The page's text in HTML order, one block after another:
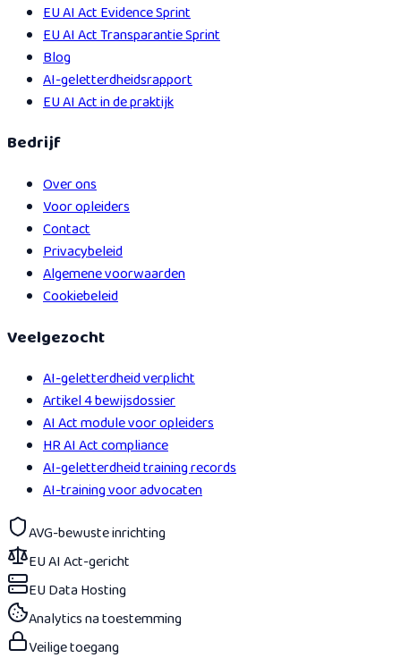
EU AI Act Evidence Sprint
EU AI Act Transparantie Sprint
Blog
AI-geletterdheidsrapport
EU AI Act in de praktijk
Bedrijf
Over ons
Voor opleiders
Contact
Privacybeleid
Algemene voorwaarden
Cookiebeleid
Veelgezocht
AI-geletterdheid verplicht
Artikel 4 bewijsdossier
AI Act module voor opleiders
HR AI Act compliance
AI-geletterdheid training records
AI-training voor advocaten
AVG-bewuste inrichting
EU AI Act-gericht
EU Data Hosting
Analytics na toestemming
Veilige toegang